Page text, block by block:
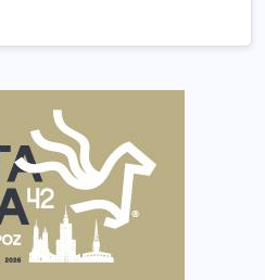
maratonów w
Mistrzostw Polski
Warszawskiego w historii.
pobiegło dla Bohaterów!
się w bieganiu?
które warto włączyć do